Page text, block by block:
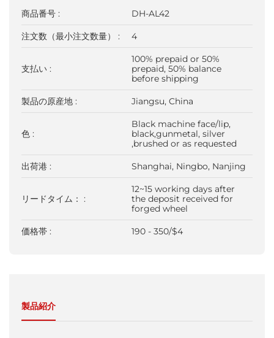
商品番号 : DH-AL42
注文数（最小注文数量） : 4
支払い :
100% prepaid or 50%
prepaid, 50% balance
before shipping
製品の原産地 : Jiangsu, China
色 :
Black machine face/lip,
black,gunmetal, silver
,brushed or as requested
出荷港 : Shanghai, Ningbo, Nanjing
リードタイム： :
12~15 working days after
the deposit received for
forged wheel
価格帯 : 190 - 350/$4
製品紹介